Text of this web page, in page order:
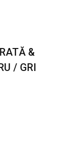
&
/ GRI